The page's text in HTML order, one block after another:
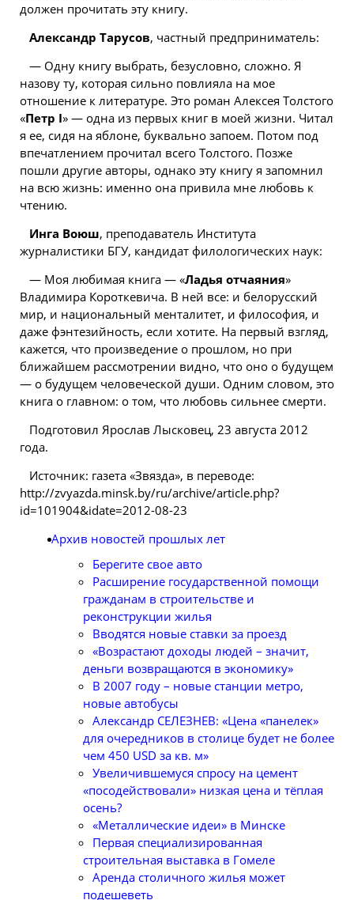
должен прочитать эту книгу.
Александр Тарусов, частный предприниматель:
— Одну книгу выбрать, безусловно, сложно. Я
назову ту, которая сильно повлияла на мое
отношение к литературе. Это роман Алексея Толстого
«Петр I» — одна из первых книгв моей жизни. Читал
я ее, сидя на яблоне, буквально запоем. Потом под
впечатлением прочитал всего Толстого. Позже
пошли другие авторы, однако эту книгу я запомнил
на всю жизнь: именно она привила мне любовь к
чтению.
Инга Воюш, преподаватель Института
журналистики БГУ, кандидат филологических наук:
— Моя любимая книга — «Ладья отчаяния»
Владимира Короткевича. В ней все: и белорусский
мир, и национальный менталитет, и философия, и
даже фэнтезийность, если хотите. На первый взгляд,
кажется, что произведение о прошлом, но при
ближайшем рассмотрении видно, что оно о будущем
— о будущем человеческой души. Одним словом, это
книга о главном: о том, что любовь сильнее смерти.
Подготовил Ярослав Лысковец, 23 августа 2012
года.
Источник: газета «Звязда», в переводе:
http://zvyazda.minsk.by/ru/archive/article.php?
id=101904&idate=2012-08-23
Архив новостей прошлых лет
Берегите свое авто
Расширение государственной помощи
гражданам в строительстве и
реконструкции жилья
Вводятся новые ставки за проезд
«Возрастают доходы людей – значит,
деньги возвращаются в экономику»
В 2007 году – новые станции метро,
новые автобусы
Александр СЕЛЕЗНЕВ: «Цена «панелек»
для очередников в столице будет не более
чем 450 USD за кв. м»
Увеличившемуся спросу на цемент
«посодействовали» низкая цена и тёплая
осень?
«Металлические идеи» в Минске
Первая специализированная
строительная выставка в Гомеле
Аренда столичного жилья может
подешеветь